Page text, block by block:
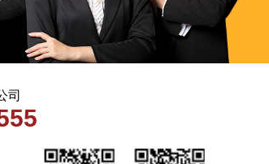
司